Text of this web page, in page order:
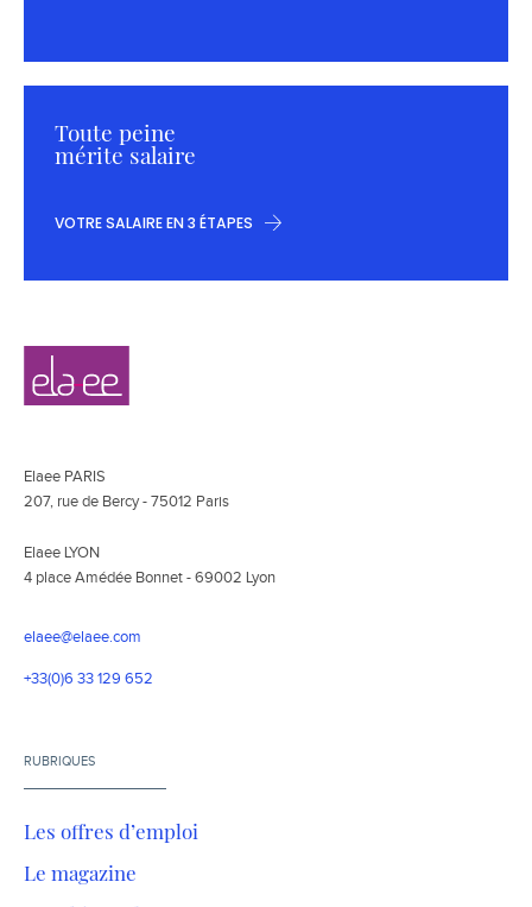
Toute peine
mérite salaire
VOTRE SALAIRE EN 3 ÉTAPES
Navigation
secondaire
Elaee
Elaee PARIS
207, rue de Bercy - 75012 Paris
Elaee LYON
4 place Amédée Bonnet - 69002 Lyon
elaee@elaee.com
+33(0)6 33 129 652
RUBRIQUES
Les offres d’emploi
Le magazine